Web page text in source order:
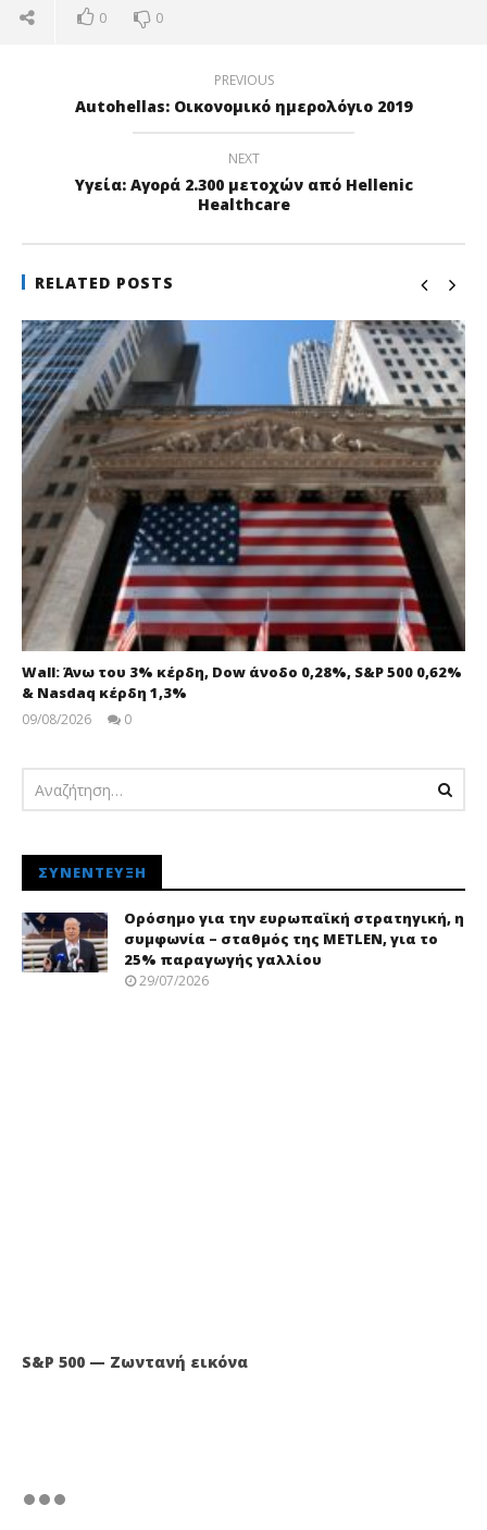
0 0
PREVIOUS
Autohellas: Οικονομικό ημερολόγιο 2019
NEXT
Υγεία: Αγορά 2.300 μετοχών από Hellenic
Healthcare
RELATED POSTS
Wall: Άνω του 3% κέρδη, Dow άνοδο 0,28%, S&P 500 0,62%
& Nasdaq κέρδη 1,3%
09/08/2026
0
ΣΥΝΈΝΤΕΥΞΗ
Ορόσημο για την ευρωπαϊκή στρατηγική, η
συμφωνία – σταθμός της METLEN, για το
25% παραγωγής γαλλίου
29/07/2026
S&P 500 — Ζωντανή εικόνα